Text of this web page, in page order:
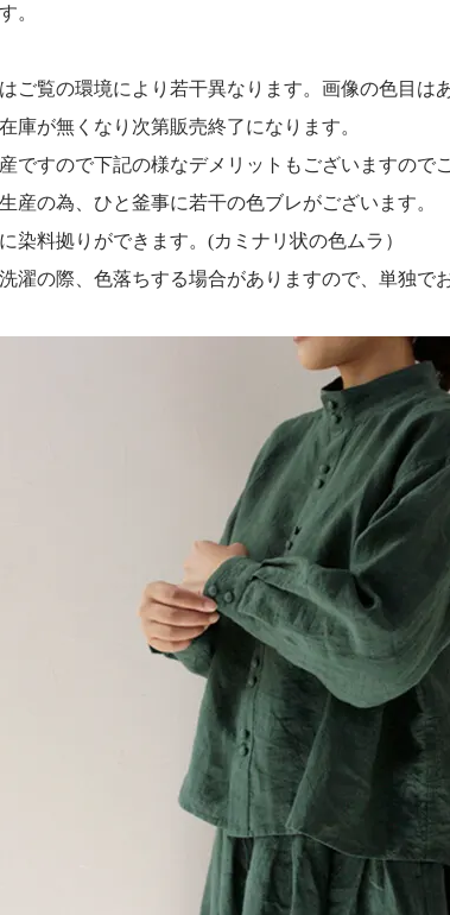
。
ご覧の環境により若干異なります。画像の色目は
庫が無くなり次第販売終了になります。
ですので下記の様なデメリットもございますので
産の為、ひと釜事に若干の色ブレがございます。
染料拠りができます。(カミナリ状の色ムラ）
濯の際、色落ちする場合がありますので、単独で